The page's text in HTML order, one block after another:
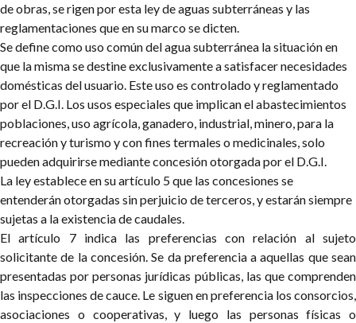
de obras, se rigen por esta ley de aguas subterráneas y las
reglamentaciones que en su marco se dicten.
Se define como uso común del agua subterránea la situación en
que la misma se destine exclusivamente a satisfacer necesidades
domésticas del usuario. Este uso es controlado y reglamentado
por el D.G.I. Los usos especiales que implican el abastecimientos
poblaciones, uso agrícola, ganadero, industrial, minero, para la
recreación y turismo y con fines termales o medicinales, solo
pueden adquirirse mediante concesión otorgada por el D.G.I.
La ley establece en su artículo 5 que las concesiones se
entenderán otorgadas sin perjuicio de terceros, y estarán siempre
sujetas a la existencia de caudales.
El artículo 7 indica las preferencias con relación al sujeto
solicitante de la concesión. Se da preferencia a aquellas que sean
presentadas por personas jurídicas públicas, las que comprenden
las inspecciones de cauce. Le siguen en preferencia los consorcios,
asociaciones o cooperativas, y luego las personas físicas o